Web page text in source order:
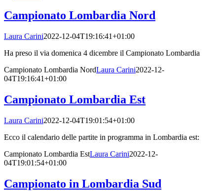
Campionato Lombardia Nord
Laura Carini2022-12-04T19:16:41+01:00
Ha preso il via domenica 4 dicembre il Campionato Lombardia
Campionato Lombardia NordLaura Carini2022-12-
04T19:16:41+01:00
Campionato Lombardia Est
Laura Carini2022-12-04T19:01:54+01:00
Ecco il calendario delle partite in programma in Lombardia est:
Campionato Lombardia EstLaura Carini2022-12-
04T19:01:54+01:00
Campionato in Lombardia Sud